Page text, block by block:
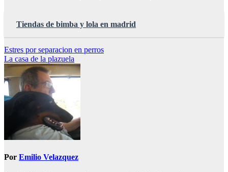
Tiendas de bimba y lola en madrid
Navegación
de
entradas
Estres por separacion en perros
La casa de la plazuela
Por Emilio Velazquez